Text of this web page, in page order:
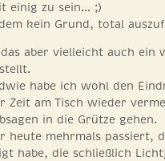
einig zu sein... ;)
kein Grund, total
das aber vielleicht auch ein
habe ich wohl den
Zeit am Tisch wieder
in die Grütze gehen.
heute mehrmals passiert,
habe, die schließlich